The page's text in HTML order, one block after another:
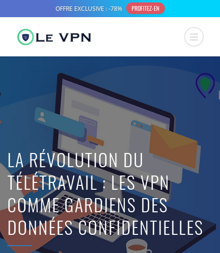
LA RÉVOLUTION DU
TÉLÉTRAVAIL : LES VPN
COMME GARDIENS DES
DONNÉES CONFIDENTIELLES